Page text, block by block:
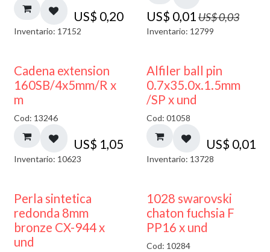
US$ 0,20
Inventario: 17152
US$ 0,01US$0,03
Inventario: 12799
Cadena extension
160SB/4x5mm/R x
m
Cod: 13246
US$ 1,05
Inventario: 10623
Alfiler ball pin
0.7x35.0x.1.5mm
/SP x und
Cod: 01058
US$ 0,01
Inventario: 13728
Perla sintetica
redonda 8mm
bronze CX-944 x
und
1028 swarovski
chaton fuchsia F
PP16 x und
Cod: 10284